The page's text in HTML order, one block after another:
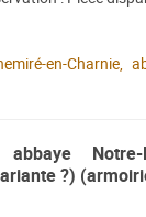
en-Charnie,
abbaye
?)